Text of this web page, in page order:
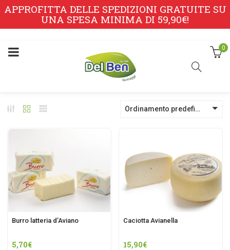
APPROFITTA DELLE SPEDIZIONI GRATUITE SU
UNA SPESA MINIMA DI 59,90€!
0
Ordinamento predefinito
Burro latteria d’Aviano
5,70€
Caciotta Avianella
15,90€